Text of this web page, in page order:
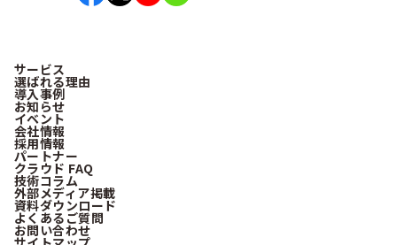
サービス
選ばれる理由
導入事例
お知らせ
イベント
会社情報
採用情報
パートナー
クラウド FAQ
技術コラム
外部メディア掲載
資料ダウンロード
よくあるご質問
お問い合わせ